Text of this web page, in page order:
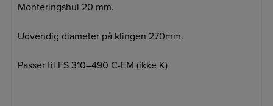
Monteringshul 20 mm.
Udvendig diameter på klingen 270mm.
Passer til FS 310–490 C-EM (ikke K)